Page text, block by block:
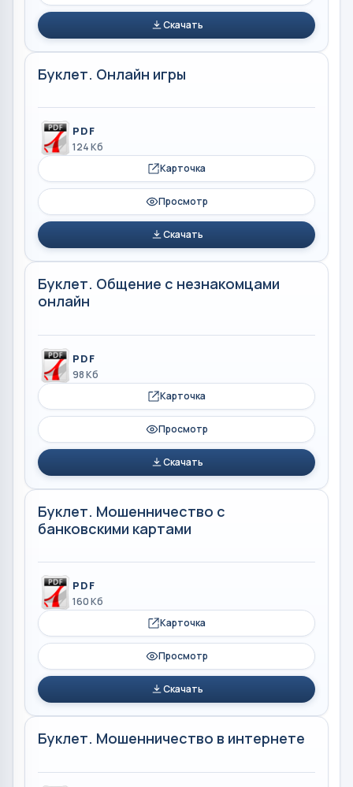
Скачать
Буклет. Онлайн игры
PDF
124 Кб
Карточка
Просмотр
Скачать
Буклет. Общение с незнакомцами
онлайн
PDF
98 Кб
Карточка
Просмотр
Скачать
Буклет. Мошенничество с
банковскими картами
PDF
160 Кб
Карточка
Просмотр
Скачать
Буклет. Мошенничество в интернете